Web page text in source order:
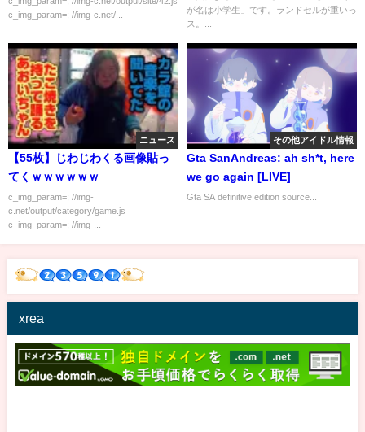
c_img_param=; //img-c.net/...
が名は小学生」です。ランドセルが重いっ
ス。...
ニュース
【55枚】じわじわくる画像貼っ
てくｗｗｗｗｗｗ
c_img_param=; //img-
c.net/output/category/game.js
c_img_param=; //img-...
その他アイドル情報
Gta SanAndreas: ah sh*t, here
we go again [LIVE]
Gta SA definitive edition source...
xrea